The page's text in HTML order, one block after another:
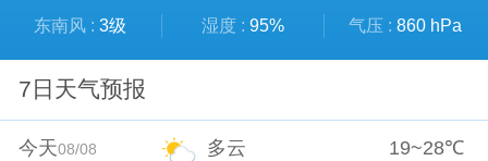
东南风 :3级 湿度 : 95% 气压 : 860 hPa
7日天气预报
今天08/08 多云 19~28℃